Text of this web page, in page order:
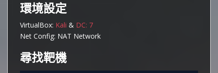
環境設定
VirtualBox: Kali & DC: 7
Net Config: NAT Network
尋找靶機